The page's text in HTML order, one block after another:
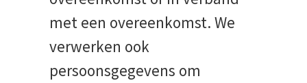
met een overeenkomst. We
verwerken ook
persoonsgegevens om